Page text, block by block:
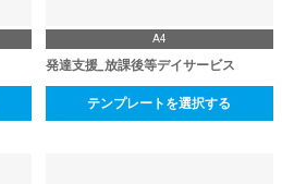
A4
発達支援_放課後等デイサービス
テンプレートを選択する